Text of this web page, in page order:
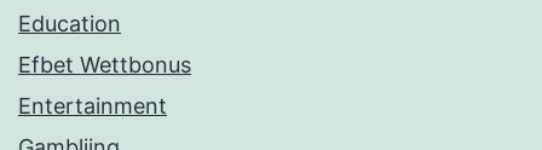
Education
Efbet Wettbonus
Entertainment